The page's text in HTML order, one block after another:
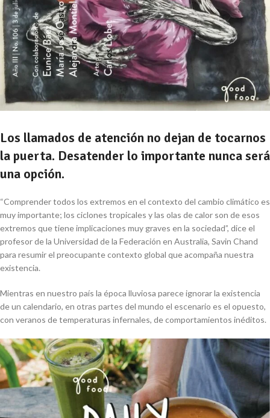
Los llamados de atención no dejan de tocarnos
la puerta. Desatender lo importante nunca será
una opción.
“Comprender todos los extremos en el contexto del cambio climático es
muy importante; los ciclones tropicales y las olas de calor son de esos
extremos que tiene implicaciones muy graves en la sociedad”, dice el
profesor de la Universidad de la Federación en Australia, Savin Chand
para resumir el preocupante contexto global que acompaña nuestra
existencia.
Mientras en nuestro país la época lluviosa parece ignorar la existencia
de un calendario, en otras partes del mundo el escenario es el opuesto,
con veranos de temperaturas infernales, de comportamientos inéditos.